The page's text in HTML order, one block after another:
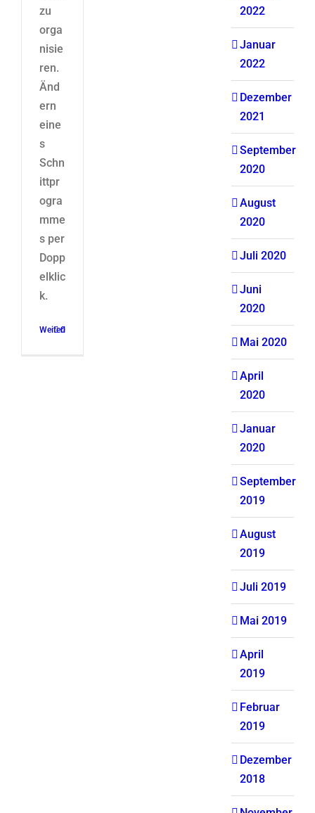
zu
orga
nisie
ren.
Änd
ern
eine
s
Schn
ittpr
ogra
mme
s per
Dopp
elklic
k.
Weiterlesen
0
2022
Januar
2022
Dezember
2021
September
2020
August
2020
Juli 2020
Juni
2020
Mai 2020
April
2020
Januar
2020
September
2019
August
2019
Juli 2019
Mai 2019
April
2019
Februar
2019
Dezember
2018